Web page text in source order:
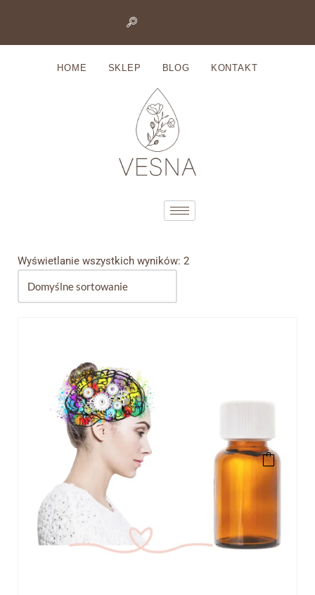
HOME SKLEP BLOG KONTAKT
Wyświetlanie wszystkich wyników: 2